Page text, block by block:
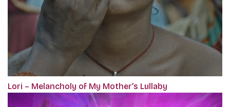
Lori – Melancholy of My Mother’s Lullaby